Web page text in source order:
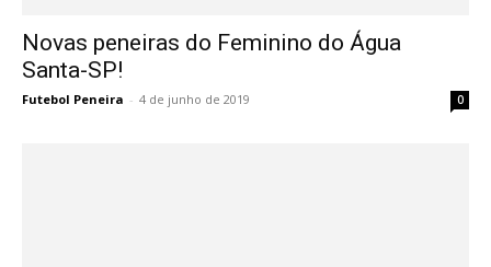
Novas peneiras do Feminino do Água
Santa-SP!
Futebol Peneira - 4 de junho de 2019 0